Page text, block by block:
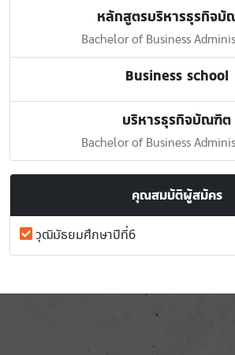
หลักสูตรบริหารธุรกิจบั
Bachelor of Business
Business school
บริหารธุรกิจบัณฑิต
Bachelor of Business
คุณสมบัติผู้สมัคร
วุฒิมัธยมศึกษาปีที่6